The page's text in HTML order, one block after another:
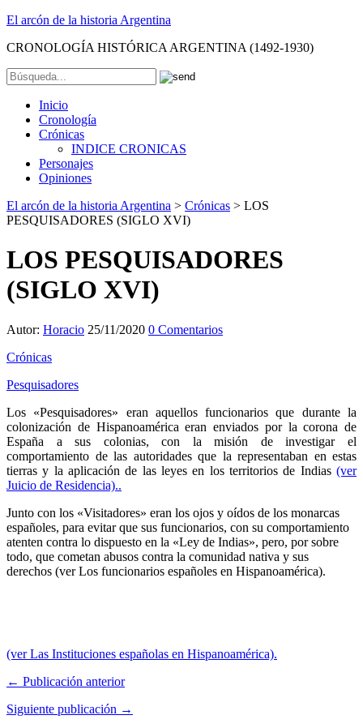
El arcón de la historia Argentina
CRONOLOGÍA HISTÓRICA ARGENTINA (1492-1930)
Inicio
Cronología
Crónicas
INDICE CRONICAS
Personajes
Opiniones
El arcón de la historia Argentina > Crónicas > LOS
PESQUISADORES (SIGLO XVI)
LOS PESQUISADORES
(SIGLO XVI)
Autor: Horacio 25/11/2020 0 Comentarios
Crónicas
Pesquisadores
Los «Pesquisadores» eran aquellos funcionarios que durante la
colonización de Hispanoamérica eran enviados por la corona de
España a sus colonias, con la misión de investigar el
comportamiento de las autoridades que la representaban en estas
tierras y la aplicación de las leyes en los territorios de Indias (ver
Juicio de Residencia)..
Junto con los «Visitadores» eran los ojos y oídos de los monarcas
españoles, para evitar que sus funcionarios, con su comportamiento
atenten contra lo dispuesto en la «Ley de Indias», pero, por sobre
todo, que cometan abusos contra la comunidad nativa y sus
derechos (ver Los funcionarios españoles en Hispanoamérica).
(ver Las Instituciones españolas en Hispanoamérica).
← Publicación anterior
Siguiente publicación →